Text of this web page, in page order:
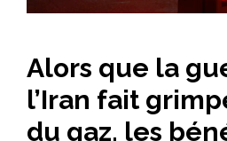
Alors que la
l’Iran fait
du gaz, les